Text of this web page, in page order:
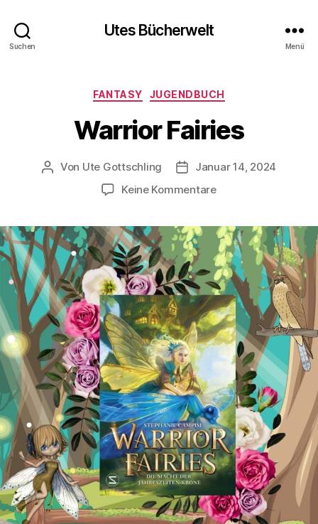
Suchen
Utes Bücherwelt
Menü
Kategorien
FANTASY JUGENDBUCH
Warrior Fairies
Beitragsautor
Von Ute Gottschling Veröffentlichungsdatum
Januar 14, 2024
Keine Kommentarezu